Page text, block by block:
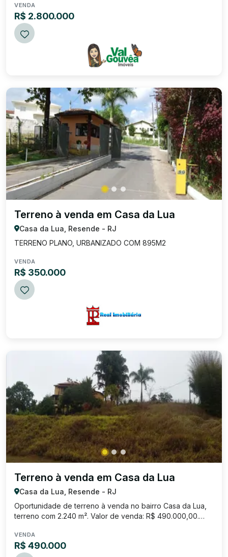
VENDA
R$ 2.800.000
Terreno à venda em Casa da Lua
Casa da Lua, Resende - RJ
TERRENO PLANO, URBANIZADO COM 895M2
VENDA
R$ 350.000
Terreno à venda em Casa da Lua
Casa da Lua, Resende - RJ
Oportunidade de terreno à venda no bairro Casa da Lua,
terreno com 2.240 m². Valor de venda: R$ 490.000,00.
3384-5629 / 99919-3394 / 98133-3414 (WhatsApp).
VENDA
R$ 490.000